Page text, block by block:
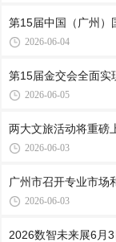
第15届中国（广州）
2026-06-04
第15届金交会全面实
2026-06-05
两大文旅活动将重磅
2026-06-03
广州市召开专业市场
2026-06-03
2026数智未来展6月